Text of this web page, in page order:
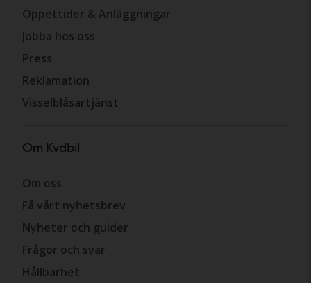
Öppettider & Anläggningar
Jobba hos oss
Press
Reklamation
Visselblåsartjänst
Om Kvdbil
Om oss
Få vårt nyhetsbrev
Nyheter och guider
Frågor och svar
Hållbarhet